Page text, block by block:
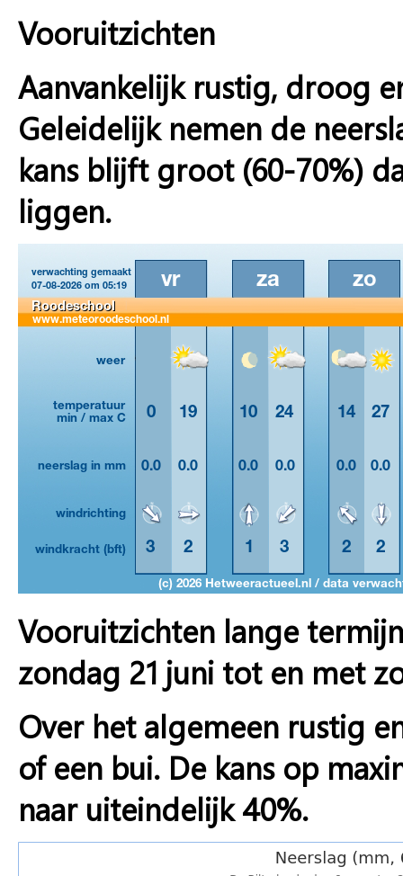
Vooruitzichten
Aanvankelijk rustig, droog
Geleidelijk nemen de
kans blijft groot (60-70%)
liggen.
Vooruitzichten lange termijn
zondag 21 juni tot en met
Over het algemeen rustig
of een bui. De kans op
naar uiteindelijk 40%.